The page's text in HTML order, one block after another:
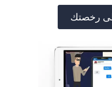
رخصتك